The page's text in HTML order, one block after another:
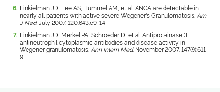
Finkielman JD, Lee AS, Hummel AM, et al. ANCA are detectable in
nearly all patients with active severe Wegener's Granulomatosis. Am
J Med. July 2007. 120:643.e9-14
Finkielman JD, Merkel PA, Schroeder D, et al. Antiproteinase 3
antineutrophil cytoplasmic antibodies and disease activity in
Wegener granulomatosis. Ann Intern Med. November 2007. 147(9):611-
9.